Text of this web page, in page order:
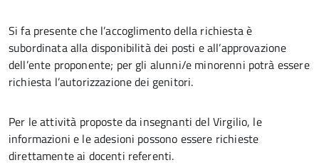
Si fa presente che l’accoglimento della richiesta è
subordinata alla disponibilità dei posti e all’approvazione
dell’ente proponente; per gli alunni/e minorenni potrà essere
richiesta l’autorizzazione dei genitori.
Per le attività proposte da insegnanti del Virgilio, le
informazioni e le adesioni possono essere richieste
direttamente ai docenti referenti.